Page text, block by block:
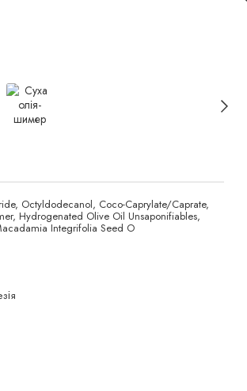
Octyldodecanol, Coco-Caprylate/Caprate,
Hydrogenated Olive Oil Unsaponifiables,
Integrifolia Seed O